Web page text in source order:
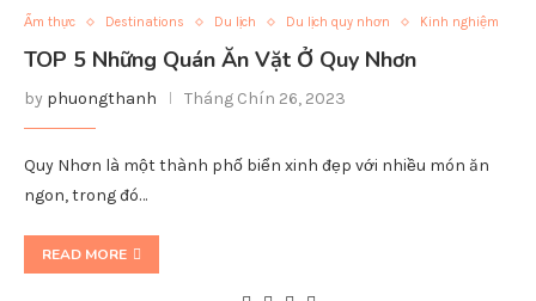
Ẩm thực Destinations Du lịch Du lịch quy nhơn Kinh nghiệm
TOP 5 Những Quán Ăn Vặt Ở Quy Nhơn
by phuongthanh Tháng Chín 26, 2023
Quy Nhơn là một thành phố biển xinh đẹp với nhiều món ăn
ngon, trong đó…
READ MORE